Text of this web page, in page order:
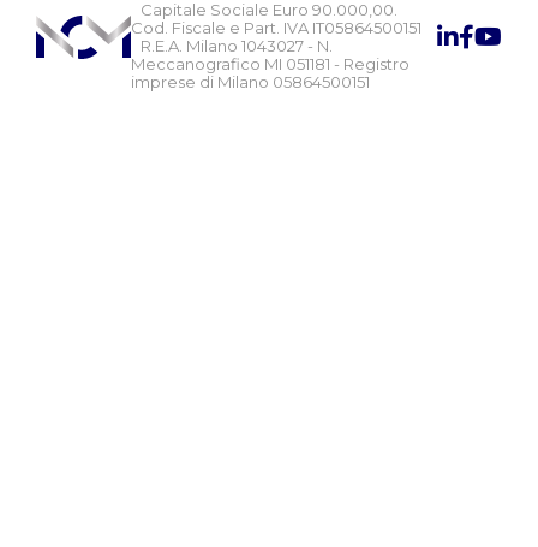
Capitale Sociale Euro 90.000,00.
Cod. Fiscale e Part. IVA IT05864500151
R.E.A. Milano 1043027 - N.
Meccanografico MI 051181 - Registro
imprese di Milano 05864500151